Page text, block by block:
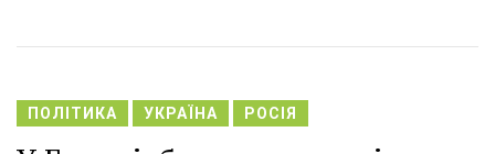
ПОЛІТИКА УКРАЇНА РОСІЯ